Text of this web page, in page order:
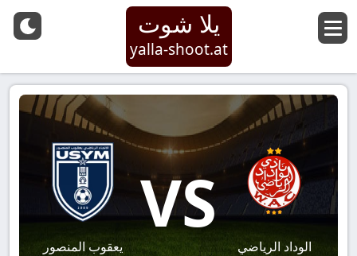
يلا شوت
yalla-shoot.at
الوداد الرياضي
VS
يعقوب المنصور